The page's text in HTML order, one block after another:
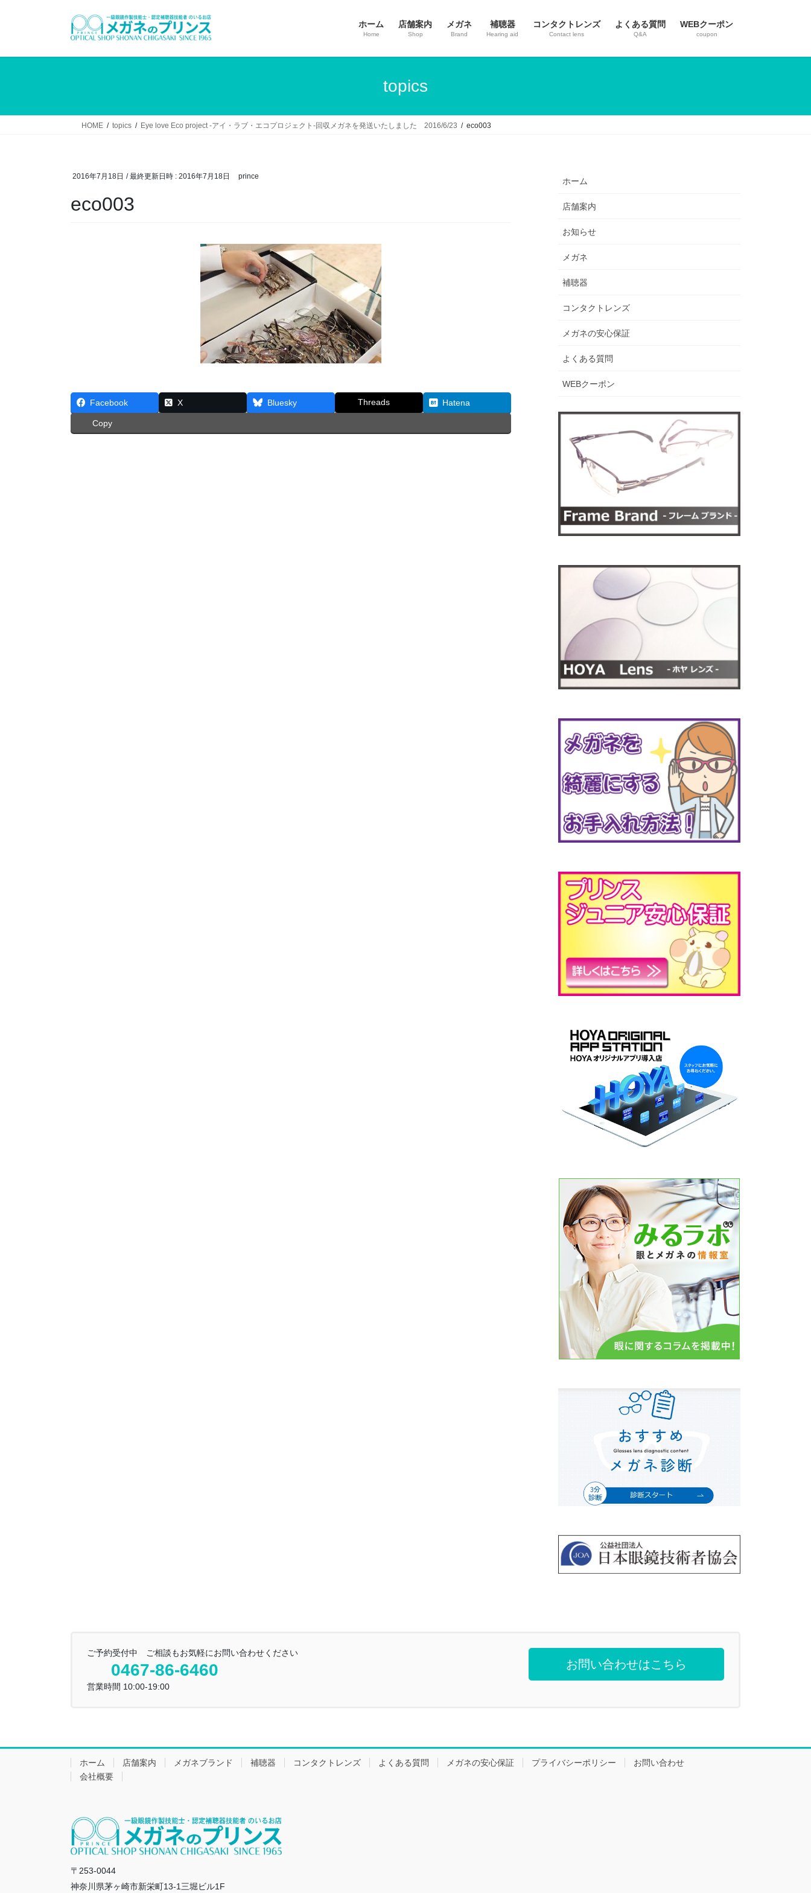
ホーム
Home
店舗案内
Shop
メガネ
Brand
補聴器
Hearing aid
コンタクトレンズ
Contact lens
よくある質問
Q&A
WEBクーポン
coupon
topics
HOME topics Eye love Eco project -アイ・ラブ・エコプロジェクト-回収メガネを発送いたしました 2016/6/23 eco003
2016年7月18日 / 最終更新日時 : 2016年7月18日 prince
eco003
Facebook X Bluesky Threads Hatena
Copy
ホーム
店舗案内
お知らせ
メガネ
補聴器
コンタクトレンズ
メガネの安心保証
よくある質問
WEBクーポン
ご予約受付中 ご相談もお気軽にお問い合わせください
0467-86-6460
営業時間 10:00-19:00
お問い合わせはこちら
ホーム 店舗案内 メガネブランド 補聴器 コンタクトレンズ よくある質問 メガネの安心保証 プライバシーポリシー
お問い合わせ
会社概要
〒253-0044
神奈川県茅ヶ崎市新栄町13-1三堀ビル1F